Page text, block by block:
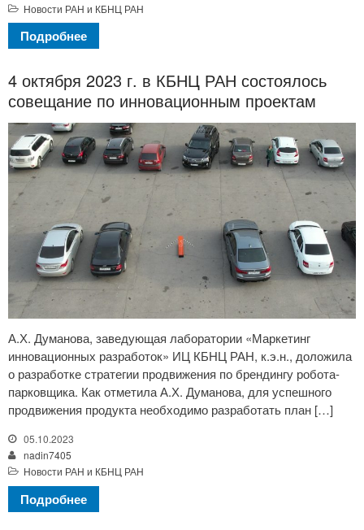
Новости РАН и КБНЦ РАН
Подробнее
4 октября 2023 г. в КБНЦ РАН состоялось
совещание по инновационным проектам
А.Х. Думанова, заведующая лаборатории «Маркетинг
инновационных разработок» ИЦ КБНЦ РАН, к.э.н., доложила
о разработке стратегии продвижения по брендингу робота-
парковщика. Как отметила А.Х. Думанова, для успешного
продвижения продукта необходимо разработать план […]
05.10.2023
nadin7405
Новости РАН и КБНЦ РАН
Подробнее